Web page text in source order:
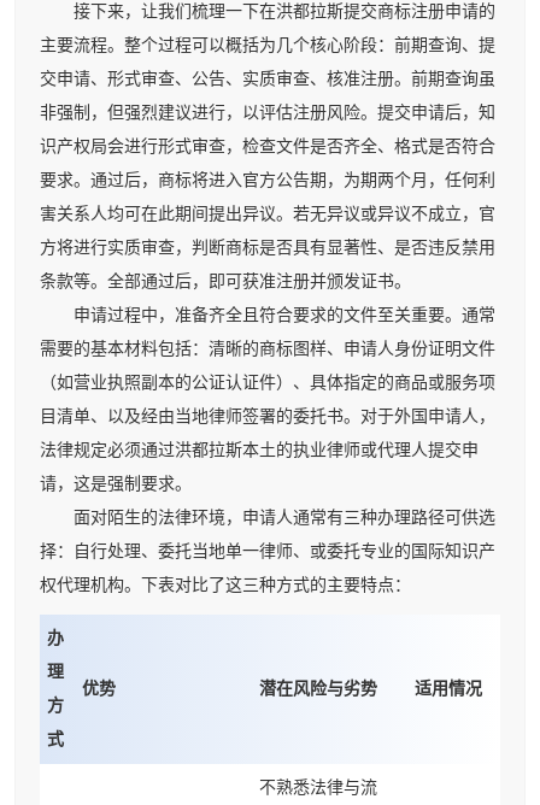
接下来，让我们梳理一下在洪都拉斯提交商标注册申请的
主要流程。整个过程可以概括为几个核心阶段：前期查询、提
交申请、形式审查、公告、实质审查、核准注册。前期查询虽
非强制，但强烈建议进行，以评估注册风险。提交申请后，知
识产权局会进行形式审查，检查文件是否齐全、格式是否符合
要求。通过后，商标将进入官方公告期，为期两个月，任何利
害关系人均可在此期间提出异议。若无异议或异议不成立，官
方将进行实质审查，判断商标是否具有显著性、是否违反禁用
条款等。全部通过后，即可获准注册并颁发证书。
申请过程中，准备齐全且符合要求的文件至关重要。通常
需要的基本材料包括：清晰的商标图样、申请人身份证明文件
（如营业执照副本的公证认证件）、具体指定的商品或服务项
目清单、以及经由当地律师签署的委托书。对于外国申请人，
法律规定必须通过洪都拉斯本土的执业律师或代理人提交申
请，这是强制要求。
面对陌生的法律环境，申请人通常有三种办理路径可供选
择：自行处理、委托当地单一律师、或委托专业的国际知识产
权代理机构。下表对比了这三种方式的主要特点：
办
理
方
式
优势 潜在风险与劣势 适用情况
不熟悉法律与流